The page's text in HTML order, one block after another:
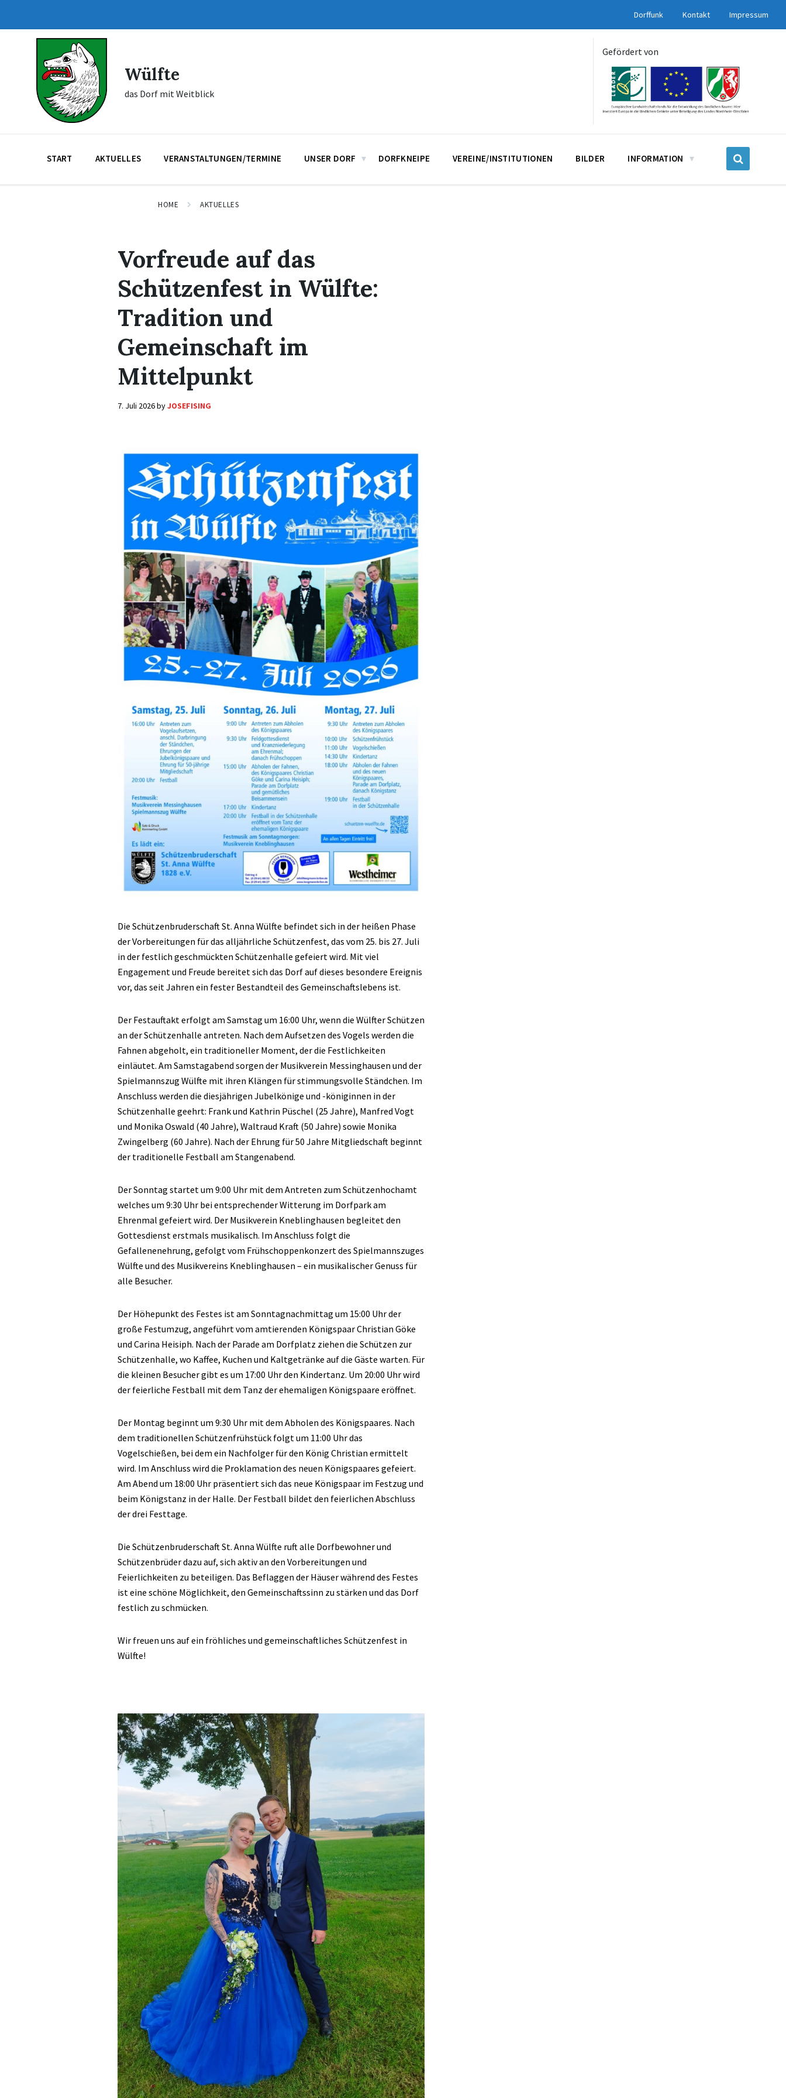
navigation
Dorffunk Kontakt Impressum
Wülfte
das Dorf mit Weitblick
Gefördert von
START AKTUELLES VERANSTALTUNGEN/TERMINE UNSER DORF DORFKNEIPE VEREINE/INSTITUTIONEN BILDER INFORMATION
HOME AKTUELLES
Vorfreude auf das
Schützenfest in Wülfte:
Tradition und
Gemeinschaft im
Mittelpunkt
7. Juli 2026byJOSEFISING
Die Schützenbruderschaft St. Anna Wülfte befindet sich in der heißen Phase
der Vorbereitungen für das alljährliche Schützenfest, das vom 25. bis 27. Juli
in der festlich geschmückten Schützenhalle gefeiert wird. Mit viel
Engagement und Freude bereitet sich das Dorf auf dieses besondere Ereignis
vor, das seit Jahren ein fester Bestandteil des Gemeinschaftslebens ist.
Der Festauftakt erfolgt am Samstag um 16:00 Uhr, wenn die Wülfter Schützen
an der Schützenhalle antreten. Nach dem Aufsetzen des Vogels werden die
Fahnen abgeholt, ein traditioneller Moment, der die Festlichkeiten
einläutet. Am Samstagabend sorgen der Musikverein Messinghausen und der
Spielmannszug Wülfte mit ihren Klängen für stimmungsvolle Ständchen. Im
Anschluss werden die diesjährigen Jubelkönige und -königinnen in der
Schützenhalle geehrt: Frank und Kathrin Püschel (25 Jahre), Manfred Vogt
und Monika Oswald (40 Jahre), Waltraud Kraft (50 Jahre) sowie Monika
Zwingelberg (60 Jahre). Nach der Ehrung für 50 Jahre Mitgliedschaft beginnt
der traditionelle Festball am Stangenabend.
Der Sonntag startet um 9:00 Uhr mit dem Antreten zum Schützenhochamt
welches um 9:30 Uhr bei entsprechender Witterung im Dorfpark am
Ehrenmal gefeiert wird. Der Musikverein Kneblinghausen begleitet den
Gottesdienst erstmals musikalisch. Im Anschluss folgt die
Gefallenenehrung, gefolgt vom Frühschoppenkonzert des Spielmannszuges
Wülfte und des Musikvereins Kneblinghausen – ein musikalischer Genuss für
alle Besucher.
Der Höhepunkt des Festes ist am Sonntagnachmittag um 15:00 Uhr der
große Festumzug, angeführt vom amtierenden Königspaar Christian Göke
und Carina Heisiph. Nach der Parade am Dorfplatz ziehen die Schützen zur
Schützenhalle, wo Kaffee, Kuchen und Kaltgetränke auf die Gäste warten. Für
die kleinen Besucher gibt es um 17:00 Uhr den Kindertanz. Um 20:00 Uhr wird
der feierliche Festball mit dem Tanz der ehemaligen Königspaare eröffnet.
Der Montag beginnt um 9:30 Uhr mit dem Abholen des Königspaares. Nach
dem traditionellen Schützenfrühstück folgt um 11:00 Uhr das
Vogelschießen, bei dem ein Nachfolger für den König Christian ermittelt
wird. Im Anschluss wird die Proklamation des neuen Königspaares gefeiert.
Am Abend um 18:00 Uhr präsentiert sich das neue Königspaar im Festzug und
beim Königstanz in der Halle. Der Festball bildet den feierlichen Abschluss
der drei Festtage.
Die Schützenbruderschaft St. Anna Wülfte ruft alle Dorfbewohner und
Schützenbrüder dazu auf, sich aktiv an den Vorbereitungen und
Feierlichkeiten zu beteiligen. Das Beflaggen der Häuser während des Festes
ist eine schöne Möglichkeit, den Gemeinschaftssinn zu stärken und das Dorf
festlich zu schmücken.
Wir freuen uns auf ein fröhliches und gemeinschaftliches Schützenfest in
Wülfte!